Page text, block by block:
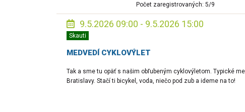
Počet zaregistrovaných: 5/9
9.5.2026 09:00 - 9.5.2026 15:00
Skauti
MEDVEDÍ CYKLOVÝLET
Tak a sme tu opäť s našim obľubeným cyklovýletom. Typické
Bratislavy. Stačí ti bicykel, voda, niečo pod zub a ideme na to!